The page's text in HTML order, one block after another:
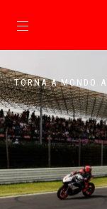
TORNA A MONDO